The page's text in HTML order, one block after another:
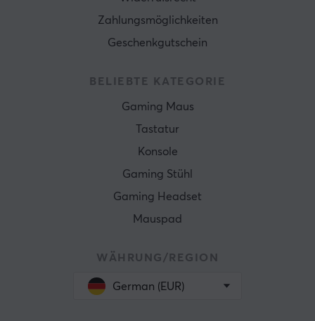
Zahlungsmöglichkeiten
Geschenkgutschein
BELIEBTE KATEGORIE
Gaming Maus
Tastatur
Konsole
Gaming Stühl
Gaming Headset
Mauspad
WÄHRUNG/REGION
German (EUR)